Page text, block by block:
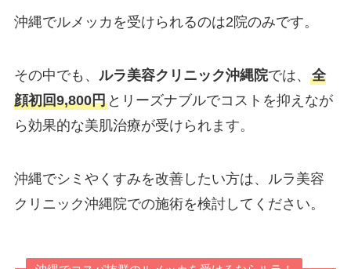
沖縄でルメッカを受けられるのは2院のみです。
その中でも、 ルラ美容クリニック沖縄院では、 全
顔初回9,800円とリーズナブルでコストを抑えなが
ら効果的な美肌治療が受けられます。
沖縄でシミやくすみを改善したい方は、ルラ美容
クリニック沖縄院での施術を検討してください。